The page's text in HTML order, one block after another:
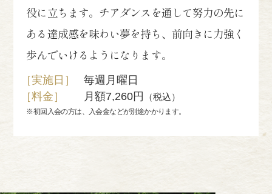
役に立ちます。チアダンスを通して努力の先に
ある達成感を味わい夢を持ち、前向きに力強く
歩んでいけるようになります。
［実施日］
毎週月曜日
［料金］
月額7,260円 （税込）
※初回入会の方は、入会金などが別途かかります。